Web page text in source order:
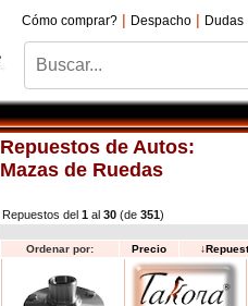
Cómo comprar? | Despacho | Dudas
Repuestos de Autos:
Mazas de Ruedas
Repuestos del 1 al 30 (de 351)
Ordenar por: Precio ↓